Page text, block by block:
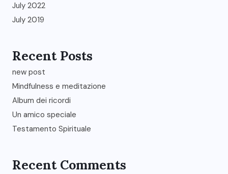
July 2022
July 2019
Recent Posts
new post
Mindfulness e meditazione
Album dei ricordi
Un amico speciale
Testamento Spirituale
Recent Comments